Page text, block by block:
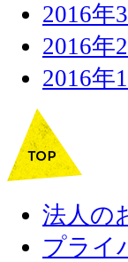
2016年
2016年
2016年
法人の
プライ